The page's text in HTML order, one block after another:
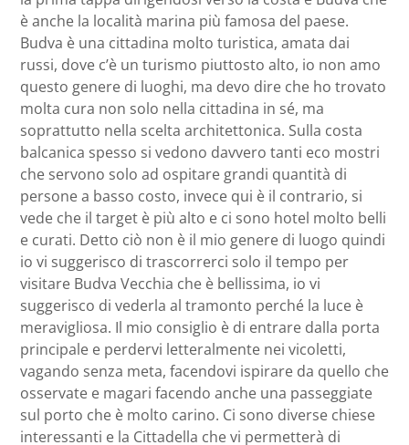
è anche la località marina più famosa del paese.
Budva è una cittadina molto turistica, amata dai
russi, dove c’è un turismo piuttosto alto, io non amo
questo genere di luoghi, ma devo dire che ho trovato
molta cura non solo nella cittadina in sé, ma
soprattutto nella scelta architettonica. Sulla costa
balcanica spesso si vedono davvero tanti eco mostri
che servono solo ad ospitare grandi quantità di
persone a basso costo, invece qui è il contrario, si
vede che il target è più alto e ci sono hotel molto belli
e curati. Detto ciò non è il mio genere di luogo quindi
io vi suggerisco di trascorrerci solo il tempo per
visitare Budva Vecchia che è bellissima, io vi
suggerisco di vederla al tramonto perché la luce è
meravigliosa. Il mio consiglio è di entrare dalla porta
principale e perdervi letteralmente nei vicoletti,
vagando senza meta, facendovi ispirare da quello che
osservate e magari facendo anche una passeggiate
sul porto che è molto carino. Ci sono diverse chiese
interessanti e la Cittadella che vi permetterà di